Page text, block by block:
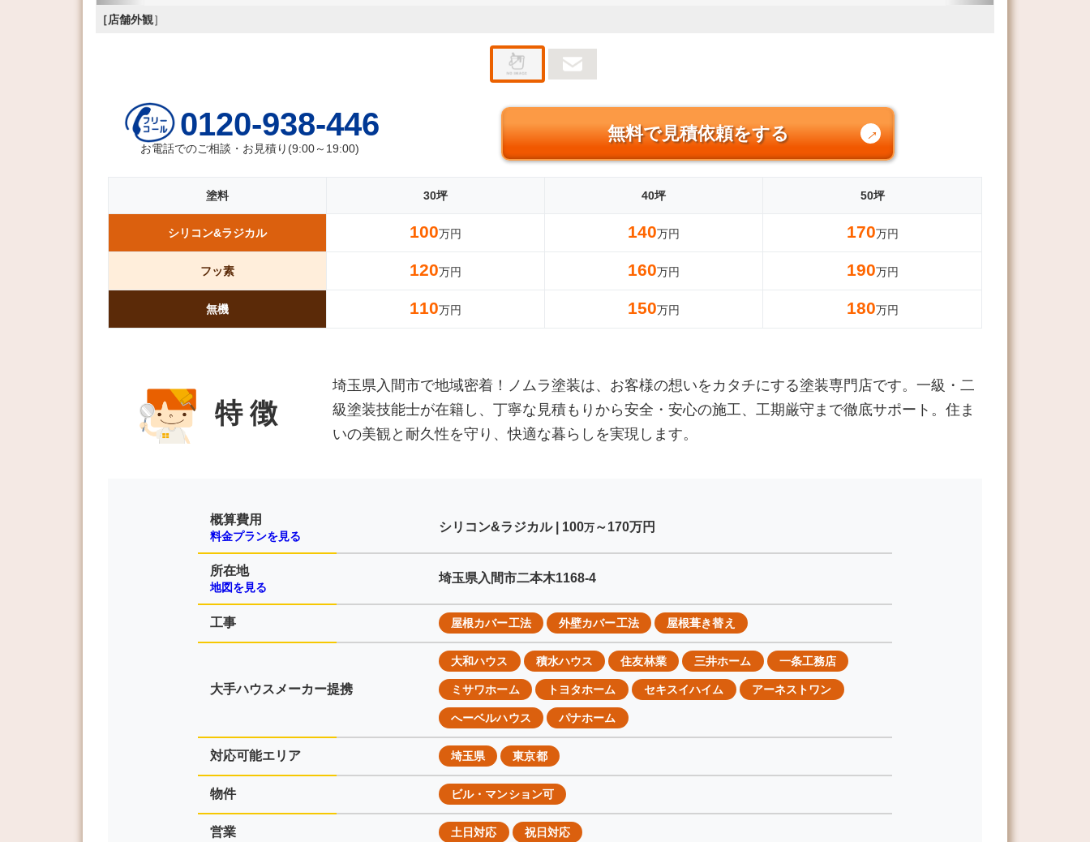
［店舗外観］
0120-938-446
お電話でのご相談・お見積り(9:00～19:00)
無料で見積依頼をする
塗料 30坪 40坪 50坪
シリコン&ラジカル 100万円 140万円 170万円
フッ素 120万円 160万円 190万円
無機 110万円 150万円 180万円
特 徴
埼玉県入間市で地域密着！ノムラ塗装は、お客様の想いをカタチにする塗装専門店です。一級・二
級塗装技能士が在籍し、丁寧な見積もりから安全・安心の施工、工期厳守まで徹底サポート。住ま
いの美観と耐久性を守り、快適な暮らしを実現します。
概算費用
料金プランを見る
シリコン&ラジカル | 100万～170万円
所在地
地図を見る
埼玉県入間市二本木1168-4
工事 屋根カバー工法 外壁カバー工法 屋根葺き替え
大手ハウスメーカー提携
大和ハウス 積水ハウス 住友林業 三井ホーム 一条工務店
ミサワホーム トヨタホーム セキスイハイム アーネストワン
へーベルハウス パナホーム
対応可能エリア 埼玉県 東京都
物件 ビル・マンション可
営業 土日対応 祝日対応